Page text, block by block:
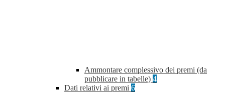
Ammontare complessivo dei premi (da
pubblicare in tabelle) 4
Dati relativi ai premi 6